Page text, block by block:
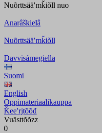
Nuõrttsääʹmǩiõll nuo
Anarâškielâ
Nuõrttsääʹmǩiõll
Davvisámegiella
Suomi
English
Oppimateriaalikauppa
Ǩeeʹrjtõõđ
Vuästtõõzz
0